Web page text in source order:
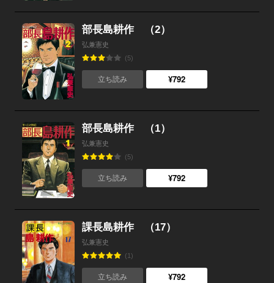
部長島耕作 （2）
弘兼憲史
(5)
立ち読み ¥792
部長島耕作 （1）
弘兼憲史
(5)
立ち読み ¥792
課長島耕作 （17）
弘兼憲史
(1)
立ち読み ¥792